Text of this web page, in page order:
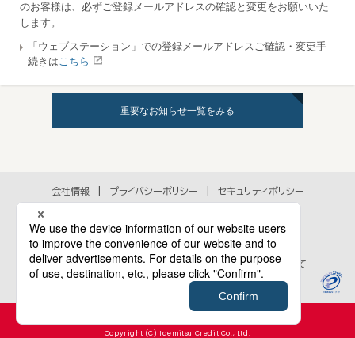
のお客様は、必ずご登録メールアドレスの確認と変更をお願いいた
します。
「ウェブステーション」での登録メールアドレスご確認・変更手
続きはこちら
重要なお知らせ一覧をみる
会社情報 プライバシーポリシー
セキュリティポリシー
個人情報の取扱いに関するお問い合わせ
当ウェブサイトのご利用にあたって
Cookie等のウェブサイト行動履歴情報の取扱いについて
Copyright (C) Idemitsu Credit Co., Ltd.